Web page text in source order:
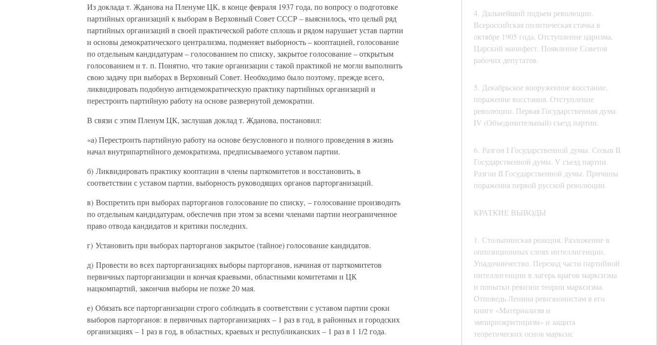
4. Дальнейший подъем революции.
Всероссийская политическая стачка в
октябре 1905 года. Отступление царизма.
Царский манифест. Появление Советов
рабочих депутатов.
5. Декабрьское вооруженное восстание,
поражение восстания. Отступление
революции. Первая Государственная дума.
IV (Объединительный) съезд партии.
6. Разгон I Государственной думы. Созыв II
Государственной думы. V съезд партии.
Разгон II Государственной думы. Причины
поражения первой русской революции.
КРАТКИЕ ВЫВОДЫ
1. Столыпинская реакция. Разложение в
оппозиционных слоях интеллигенции.
Упадочничество. Переход части партийной
интеллигенции в лагерь врагов марксизма
и попытки ревизии теории марксизма.
Отповедь Ленина ревизионистам в его
книге «Материализм и
эмпириокритицизм» и защита
теоретических основ марксис
Из доклада т. Жданова на Пленуме ЦК, в конце февраля 1937 года, по вопросу о подготовке
партийных организаций к выборам в Верховный Совет СССР – выяснилось, что целый ряд
партийных организаций в своей практической работе сплошь и рядом нарушает устав партии
и основы демократического централизма, подменяет выборность – кооптацией, голосование
по отдельным кандидатурам – голосованием по списку, закрытое голосование – открытым
голосованием и т. п. Понятно, что такие организации с такой практикой не могли выполнить
свою задачу при выборах в Верховный Совет. Необходимо было поэтому, прежде всего,
ликвидировать подобную антидемократическую практику партийных организаций и
перестроить партийную работу на основе развернутой демократии.
В связи с этим Пленум ЦК, заслушав доклад т. Жданова, постановил:
«а) Перестроить партийную работу на основе безусловного и полного проведения в жизнь
начал внутрипартийного демократизма, предписываемого уставом партии.
б) Ликвидировать практику кооптации в члены парткомитетов и восстановить, в
соответствии с уставом партии, выборность руководящих органов парторганизаций.
в) Воспретить при выборах парторганов голосование по списку, – голосование производить
по отдельным кандидатурам, обеспечив при этом за всеми членами партии неограниченное
право отвода кандидатов и критики последних.
г) Установить при выборах парторганов закрытое (тайное) голосование кандидатов.
д) Провести во всех парторганизациях выборы парторганов, начиная от парткомитетов
первичных парторганизации и кончая краевыми, областными комитетами и ЦК
нацкомпартий, закончив выборы не позже 20 мая.
е) Обязать все парторганизации строго соблюдать в соответствии с уставом партии сроки
выборов парторганов: в первичных парторганизациях – 1 раз в год, в районных и городских
организациях – 1 раз в год, в областных, краевых и республиканских – 1 раз в 1 1/2 года.